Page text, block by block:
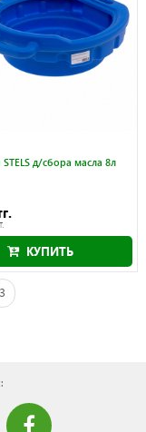
д/сбора масла 8л
КУПИТЬ
3